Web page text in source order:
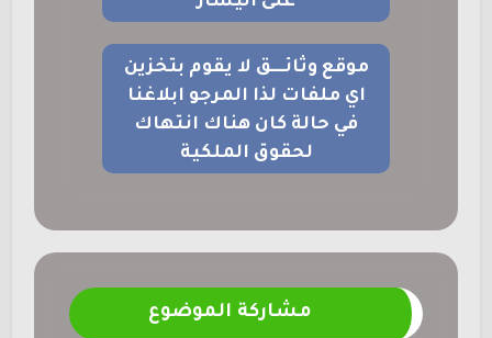
موقع وثائــــق لا يقوم بتخزين
اي ملفات لذا المرجو ابلاغنا
في حالة كان هناك انتهاك
لحقوق الملكية
مشاركة الموضوع